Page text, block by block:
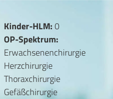
Kinder-HLM:0
OP-Spektrum:
Erwachsenenchirurgie
Herzchirurgie
Thoraxchirurgie
Gefäßchirurgie